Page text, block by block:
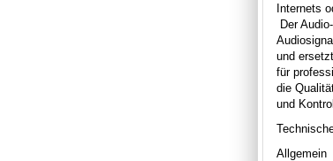
Internets
Der
und
für
die
und
Allgemein